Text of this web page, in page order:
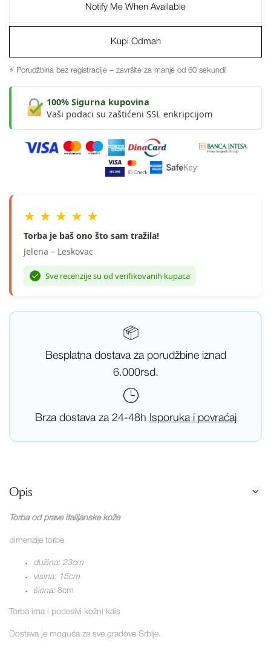
Notify Me When Available
Kupi Odmah
⚡ Porudžbina bez registracije – završite za manje od 60 sekundi!
100% Sigurna kupovina
Vaši podaci su zaštićeni SSL enkripcijom
★ ★ ★ ★ ★
Torba je baš ono što sam tražila!
Jelena – Leskovac
Sve recenzije su od verifikovanih kupaca
Besplatna dostava za porudžbine iznad
6.000rsd.
Brza dostava za 24-48h Isporuka i povraćaj
Opis
Torba od prave italijanske kože
dimenzije torbe
dužina: 23cm
visina: 15cm
širina: 8cm
Torba ima i podesivi kožni kais
Dostava je moguća za sve gradove Srbije.